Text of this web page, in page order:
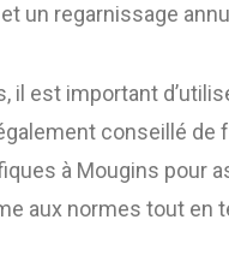
un regarnissage
il est important
conseillé de
à Mougins pour
aux normes tout en